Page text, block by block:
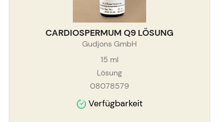
CARDIOSPERMUM Q9 LÖSUNG
Gudjons GmbH
15 ml
Lösung
08078579
Verfügbarkeit